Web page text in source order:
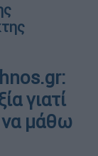
γιατί
να μάθω